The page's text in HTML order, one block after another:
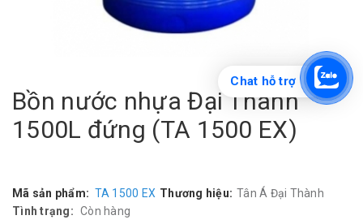
Bồn nước nhựa Đại Thành
1500L đứng (TA 1500 EX)
Mã sản phẩm: TA 1500 EX Thương hiệu: Tân Á Đại Thành
Tình trạng: Còn hàng
Chat hỗ trợ